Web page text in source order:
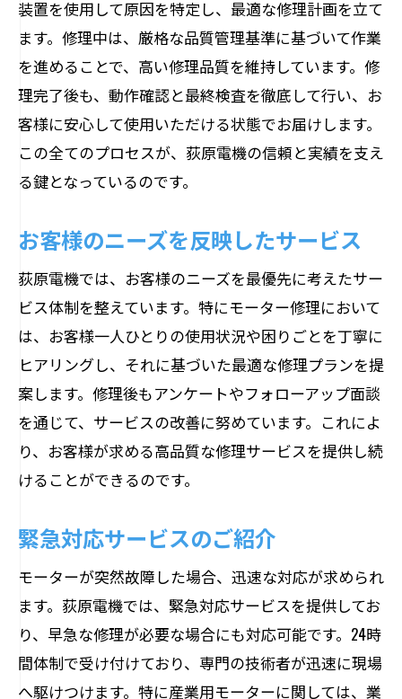
装置を使用して原因を特定し、最適な修理計画を立て
ます。修理中は、厳格な品質管理基準に基づいて作業
を進めることで、高い修理品質を維持しています。修
理完了後も、動作確認と最終検査を徹底して行い、お
客様に安心して使用いただける状態でお届けします。
この全てのプロセスが、荻原電機の信頼と実績を支え
る鍵となっているのです。
お客様のニーズを反映したサービス
荻原電機では、お客様のニーズを最優先に考えたサー
ビス体制を整えています。特にモーター修理において
は、お客様一人ひとりの使用状況や困りごとを丁寧に
ヒアリングし、それに基づいた最適な修理プランを提
案します。修理後もアンケートやフォローアップ面談
を通じて、サービスの改善に努めています。これによ
り、お客様が求める高品質な修理サービスを提供し続
けることができるのです。
緊急対応サービスのご紹介
モーターが突然故障した場合、迅速な対応が求められ
ます。荻原電機では、緊急対応サービスを提供してお
り、早急な修理が必要な場合にも対応可能です。24時
間体制で受け付けており、専門の技術者が迅速に現場
へ駆けつけます。特に産業用モーターに関しては、業